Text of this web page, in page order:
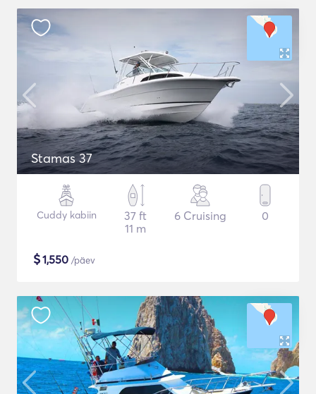
Stamas 37
Cuddy kabiin
37 ft
11 m
6 Cruising 0
$1,550 /päev